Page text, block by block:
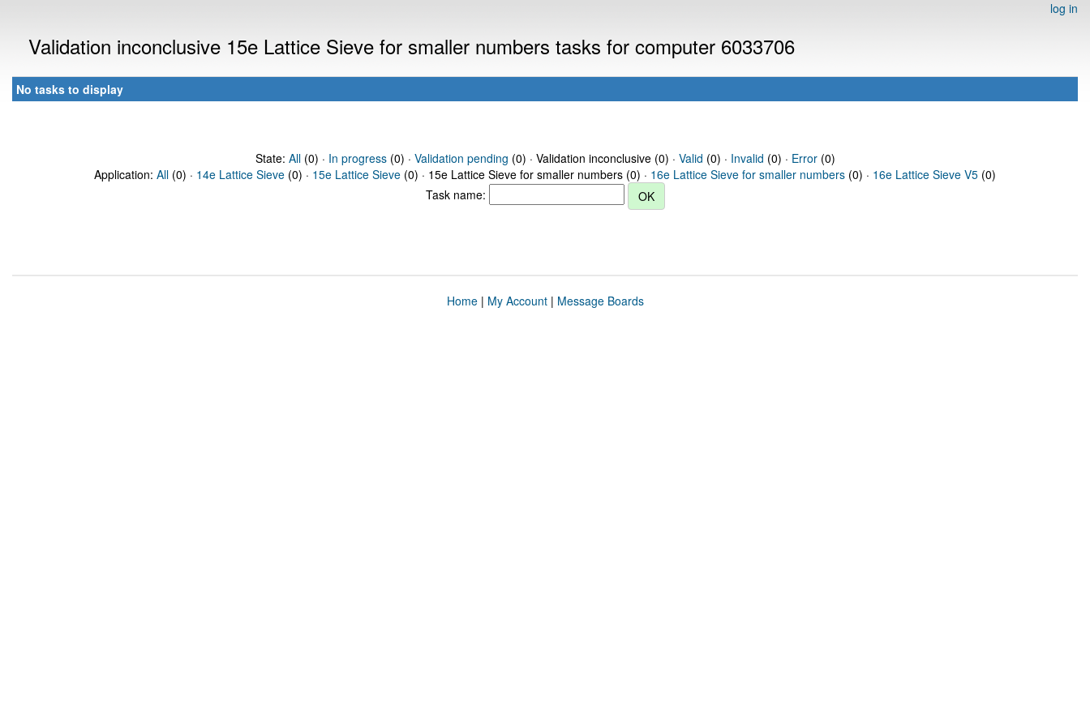
log in
Validation inconclusive 15e Lattice Sieve for smaller numbers tasks for computer 6033706
No tasks to display
State: All(0) · In progress(0) · Validation pending (0) · Validation inconclusive (0) · Valid (0) · Invalid (0) · Error(0)
Application: All (0) · 14e Lattice Sieve (0) · 15e Lattice Sieve (0) · 15e Lattice Sieve for smaller numbers (0) · 16e Lattice Sieve for smaller numbers (0) · 16e Lattice Sieve V5 (0)
Task name:
Home| My Account| Message Boards